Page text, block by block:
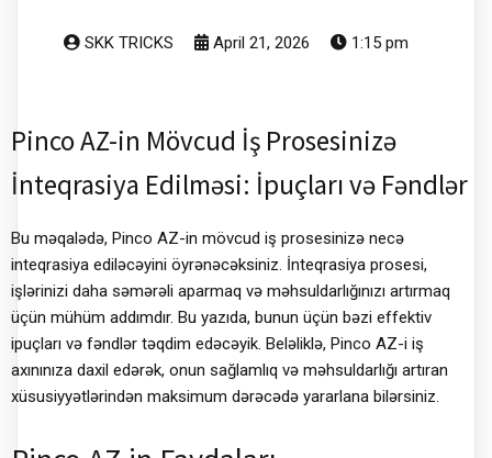
SKK TRICKS April 21, 2026 1:15 pm
Pinco AZ-in Mövcud İş Prosesinizə
İnteqrasiya Edilməsi: İpuçları və Fəndlər
Bu məqalədə, Pinco AZ-in mövcud iş prosesinizə necə
inteqrasiya ediləcəyini öyrənəcəksiniz. İnteqrasiya prosesi,
işlərinizi daha səmərəli aparmaq və məhsuldarlığınızı artırmaq
üçün mühüm addımdır. Bu yazıda, bunun üçün bəzi effektiv
ipuçları və fəndlər təqdim edəcəyik. Beləliklə, Pinco AZ-i iş
axınınıza daxil edərək, onun sağlamlıq və məhsuldarlığı artıran
xüsusiyyətlərindən maksimum dərəcədə yararlana bilərsiniz.